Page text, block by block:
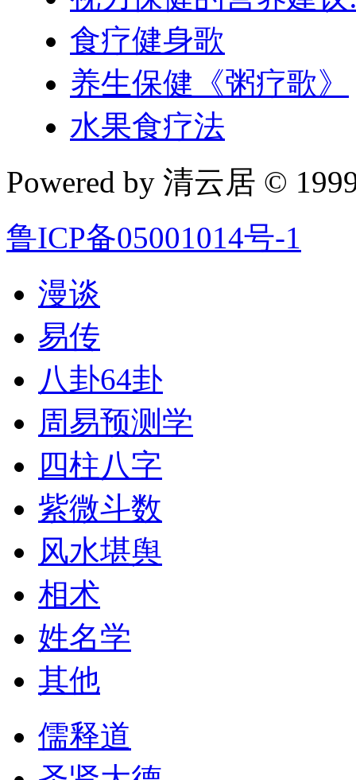
食疗健身歌
养生保健《粥疗歌》
水果食疗法
Powered by 清云居 ©
鲁ICP备05001014号-1
漫谈
易传
八卦64卦
周易预测学
四柱八字
紫微斗数
风水堪舆
相术
姓名学
其他
儒释道